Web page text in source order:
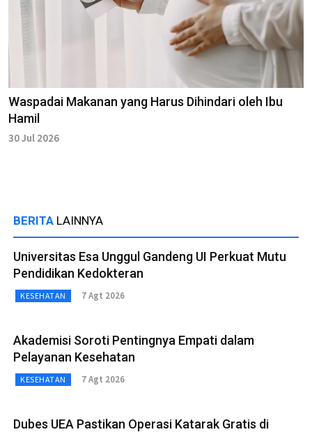
Waspadai Makanan yang Harus Dihindari oleh Ibu
Hamil
30 Jul 2026
BERITA LAINNYA
Universitas Esa Unggul Gandeng UI Perkuat Mutu
Pendidikan Kedokteran
KESEHATAN 7 Agt 2026
Akademisi Soroti Pentingnya Empati dalam
Pelayanan Kesehatan
KESEHATAN 7 Agt 2026
Dubes UEA Pastikan Operasi Katarak Gratis di